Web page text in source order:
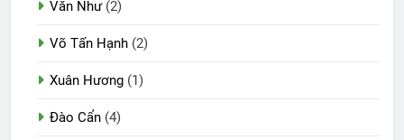
Văn Như(2)
Võ Tấn Hạnh (2)
Xuân Hương (1)
Đào Cẩn (4)